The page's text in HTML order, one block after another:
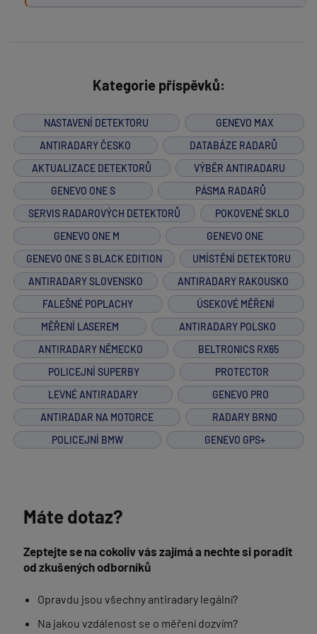
Kategorie příspěvků:
NASTAVENÍ DETEKTORU
GENEVO MAX
ANTIRADARY ČESKO
DATABÁZE RADARŮ
AKTUALIZACE DETEKTORŮ
VÝBĚR ANTIRADARU
GENEVO ONE S
PÁSMA RADARŮ
SERVIS RADAROVÝCH DETEKTORŮ
POKOVENÉ SKLO
GENEVO ONE M
GENEVO ONE
GENEVO ONE S BLACK EDITION
UMÍSTĚNÍ DETEKTORU
ANTIRADARY SLOVENSKO
ANTIRADARY RAKOUSKO
FALEŠNÉ POPLACHY
ÚSEKOVÉ MĚŘENÍ
MĚŘENÍ LASEREM
ANTIRADARY POLSKO
ANTIRADARY NĚMECKO
BELTRONICS RX65
POLICEJNÍ SUPERBY
PROTECTOR
LEVNÉ ANTIRADARY
GENEVO PRO
ANTIRADAR NA MOTORCE
RADARY BRNO
POLICEJNÍ BMW
GENEVO GPS+
Máte dotaz?
Zeptejte se na cokoliv vás zajímá a nechte si poradit
od zkušených odborníků
Opravdu jsou všechny antiradary legální?
Na jakou vzdálenost se o měření dozvím?